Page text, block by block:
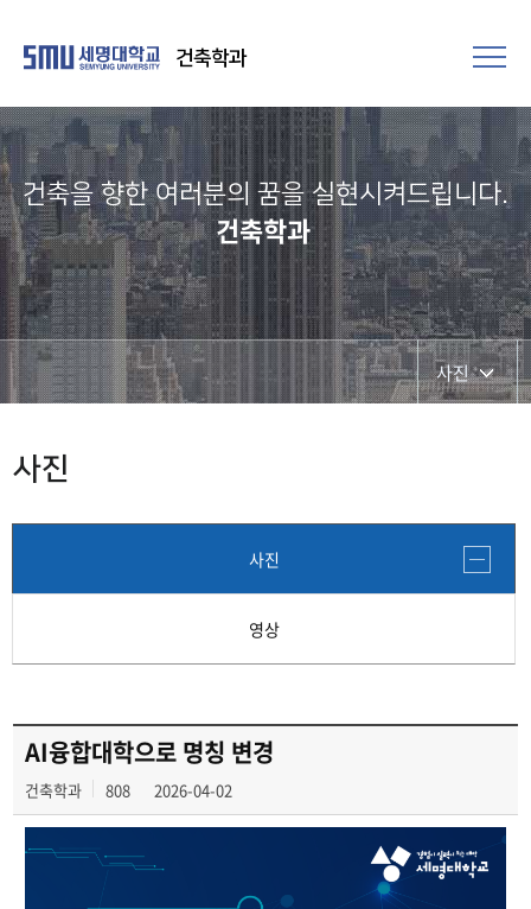
건축학과
건축을 향한 여러분의 꿈을 실현시켜드립니다.​
건축학과
사진
사진
사진
영상
AI융합대학으로 명칭 변경
건축학과 808 2026-04-02